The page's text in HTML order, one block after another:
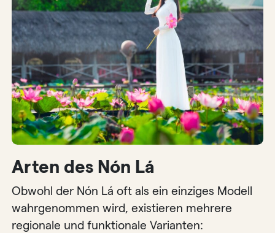
Arten des Nón Lá
Obwohl der Nón Lá oft als ein einziges Modell
wahrgenommen wird, existieren mehrere
regionale und funktionale Varianten: